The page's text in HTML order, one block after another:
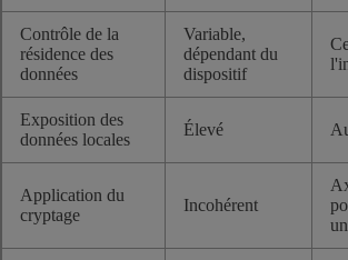
Contrôle de la
résidence des
données
Variable,
dépendant du
dispositif
Exposition des
données locales
Élevé
Application du
cryptage
Incohérent